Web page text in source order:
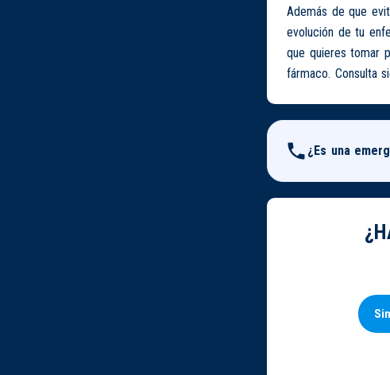
Además de que
evolución de tu
que quieres tomar
fármaco. Consulta
¿Es una